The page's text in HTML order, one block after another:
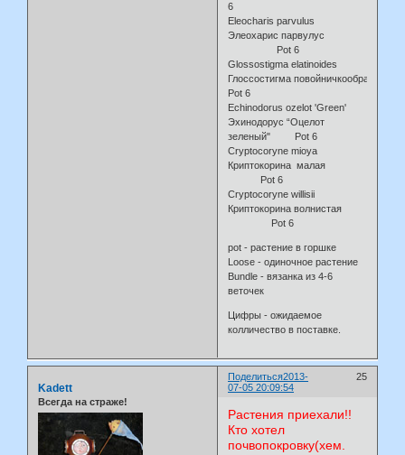
6
Eleocharis parvulus
Элеохарис парвулус
Pot 6
Glossostigma elatinoides
Глоссостигма повойничкообразна
Pot 6
Echinodorus ozelot 'Green'
Эхинодорус “Oцелот
зеленый" Pot 6
Cryptocoryne mioya
Криптокорина малая
Pot 6
Cryptocoryne willisii
Криптокорина волнистая
Pot 6
pot - растение в горшке
Loose - одиночное растение
Bundle - вязанка из 4-6
веточек
Цифры - ожидаемое
колличество в поставке.
Поделиться 25
2013-
07-05 20:09:54
Kadett
Всегда на страже!
Растения приехали!!
Кто хотел
почвопокровку(хем.